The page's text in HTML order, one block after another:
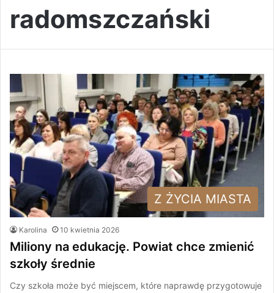
radomszczański
Z ŻYCIA MIASTA
Karolina 10 kwietnia 2026
Miliony na edukację. Powiat chce zmienić
szkoły średnie
Czy szkoła może być miejscem, które naprawdę przygotowuje